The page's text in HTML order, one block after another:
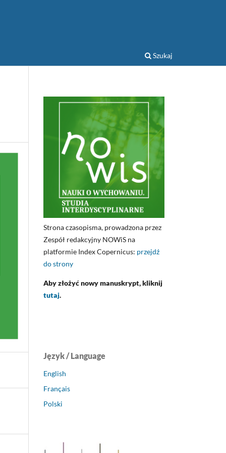
Szukaj
Strona czasopisma, prowadzona przez
Zespół redakcyjny NOWiS na
platformie Index Copernicus: przejdź
do strony
Aby złożyć nowy manuskrypt, kliknij
tutaj.
Język / Language
English
Français
Polski